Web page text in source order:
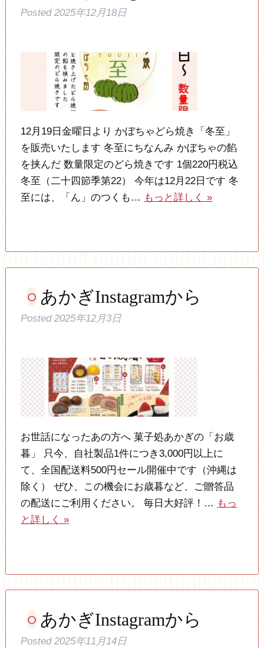
Posted2025年12月18日
12月19日金曜日より かぼちゃどら焼き「冬至」
を販売いたします 冬至にちなんみ かぼちゃの餡
を挟んだ 数量限定のどら焼きです 1個220円税込
冬至（二十四節季第22） 今年は12月22日です 冬
至には、「ん」のつくも… もっと詳しく »
あかぎInstagramから
Posted2025年12月3日
お世話になったあの方へ 菓子処あかぎの「お歳
暮」 只今、自社製品1件につき3,000円以上に
て、全国配送料500円セール開催中です（沖縄は
除く） ぜひ、この機会にお歳暮など、ご贈答品
の配送にご利用ください。 毎日大好評！… もっ
と詳しく »
あかぎInstagramから
Posted2025年11月14日